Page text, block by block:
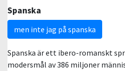
Spanska
men inte jag på spanska
Spanska är ett ibero-romanskt
modersmål av 386 miljoner